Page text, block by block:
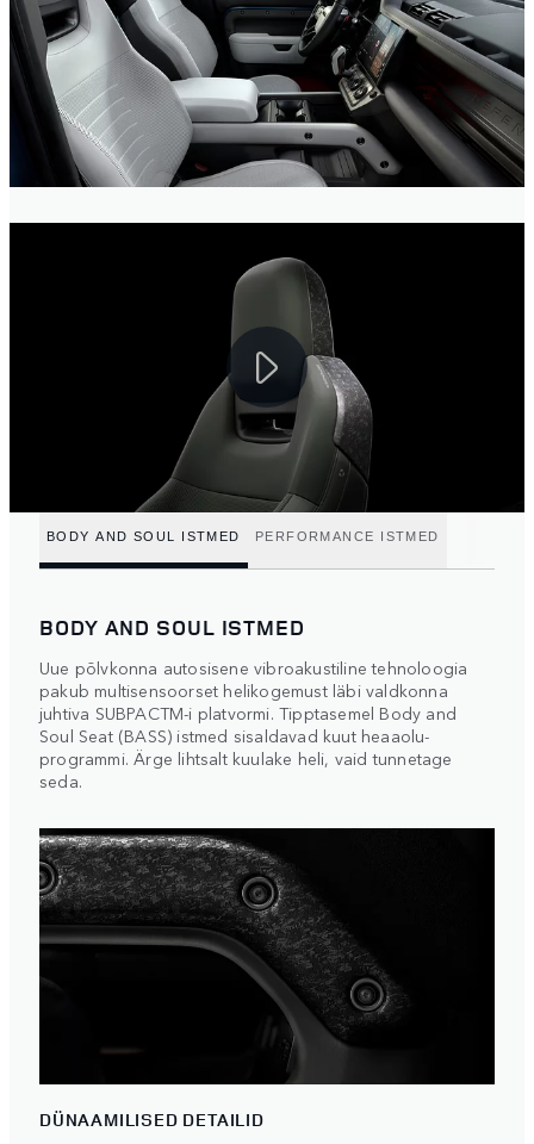
BODY AND SOUL ISTMED PERFORMANCE ISTMED
BODY AND SOUL ISTMED
Uue põlvkonna autosisene vibroakustiline tehnoloogia
pakub multisensoorset helikogemust läbi valdkonna
juhtiva SUBPACTM-i platvormi. Tipptasemel Body and
Soul Seat (BASS) istmed sisaldavad kuut heaaolu-
programmi. Ärge lihtsalt kuulake heli, vaid tunnetage
seda.
DÜNAAMILISED DETAILID